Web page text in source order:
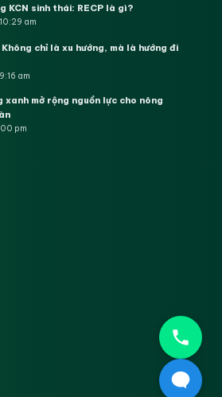
KCN sinh thái: RECP là gì?
am
Không chỉ là xu hướng, mà là hướng đi
am
xanh mở rộng nguồn lực cho nông
pm